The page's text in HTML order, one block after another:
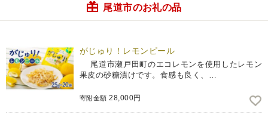
尾道市のお礼の品
がじゅり！レモンピール
尾道市瀬戸田町のエコレモンを使用したレモン
果皮の砂糖漬けです。食感も良く、…
寄附金額 28,000円